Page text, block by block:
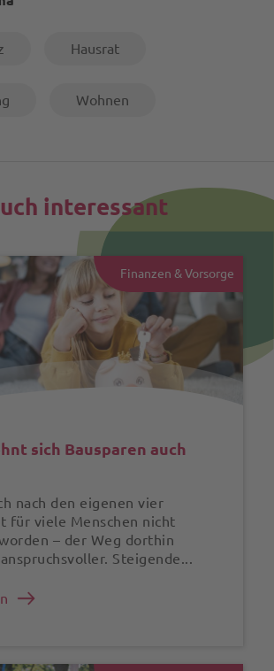
Hausrat
Wohnen
interessant
Finanzen & Vorsorge
sich Bausparen auch
nach den eigenen vier
für viele Menschen nicht
– der Weg dorthin
Steigende...